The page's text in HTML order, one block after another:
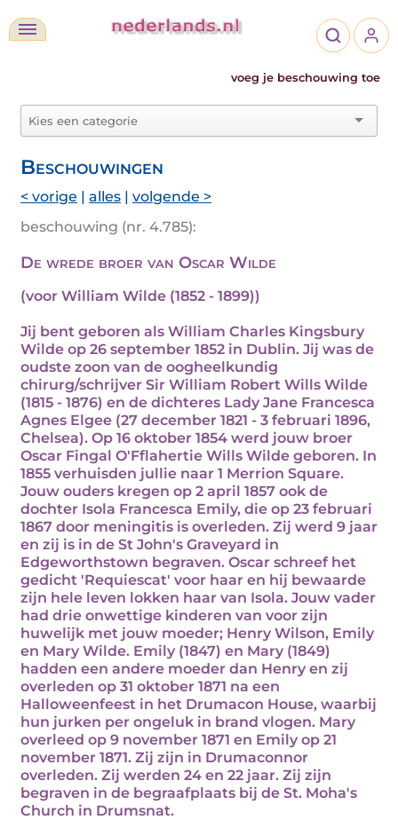
voeg je beschouwing toe
Beschouwingen
< vorige | alles | volgende >
beschouwing (nr. 4.785):
De wrede broer van Oscar Wilde
(voor William Wilde (1852 - 1899))
Jij bent geboren als William Charles Kingsbury
Wilde op 26 september 1852 in Dublin. Jij was de
oudste zoon van de oogheelkundig
chirurg/schrijver Sir William Robert Wills Wilde
(1815 - 1876) en de dichteres Lady Jane Francesca
Agnes Elgee (27 december 1821 - 3 februari 1896,
Chelsea). Op 16 oktober 1854 werd jouw broer
Oscar Fingal O'Fflahertie Wills Wilde geboren. In
1855 verhuisden jullie naar 1 Merrion Square.
Jouw ouders kregen op 2 april 1857 ook de
dochter Isola Francesca Emily, die op 23 februari
1867 door meningitis is overleden. Zij werd 9 jaar
en zij is in de St John's Graveyard in
Edgeworthstown begraven. Oscar schreef het
gedicht 'Requiescat' voor haar en hij bewaarde
zijn hele leven lokken haar van Isola. Jouw vader
had drie onwettige kinderen van voor zijn
huwelijk met jouw moeder; Henry Wilson, Emily
en Mary Wilde. Emily (1847) en Mary (1849)
hadden een andere moeder dan Henry en zij
overleden op 31 oktober 1871 na een
Halloweenfeest in het Drumacon House, waarbij
hun jurken per ongeluk in brand vlogen. Mary
overleed op 9 november 1871 en Emily op 21
november 1871. Zij zijn in Drumaconnor
overleden. Zij werden 24 en 22 jaar. Zij zijn
begraven in de begraafplaats bij de St. Moha's
Church in Drumsnat.